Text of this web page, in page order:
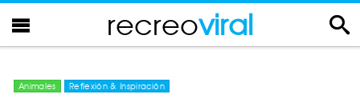
recreoviral
Animales Reflexión & Inspiración